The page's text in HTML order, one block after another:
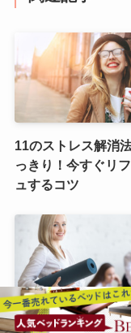
11のストレス解消
っきり！今すぐリ
ュするコツ
睡眠に重要な脳の